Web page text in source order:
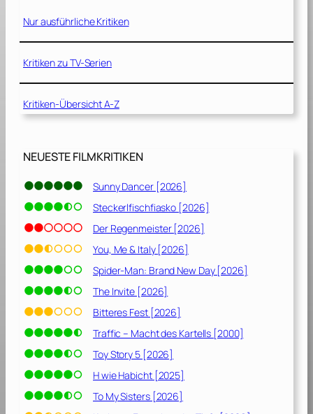
e
E
r
[
2
1
]
Nur ausführliche Kritiken
Kritiken zu TV-Serien
Kritiken-Übersicht A-Z
NEUESTE FILMKRITIKEN
Sunny Dancer [2026]
Steckerlfischfiasko [2026]
Der Regenmeister [2026]
You, Me & Italy [2026]
Spider-Man: Brand New Day [2026]
The Invite [2026]
Bitteres Fest [2026]
Traffic – Macht des Kartells [2000]
Toy Story 5 [2026]
H wie Habicht [2025]
To My Sisters [2026]